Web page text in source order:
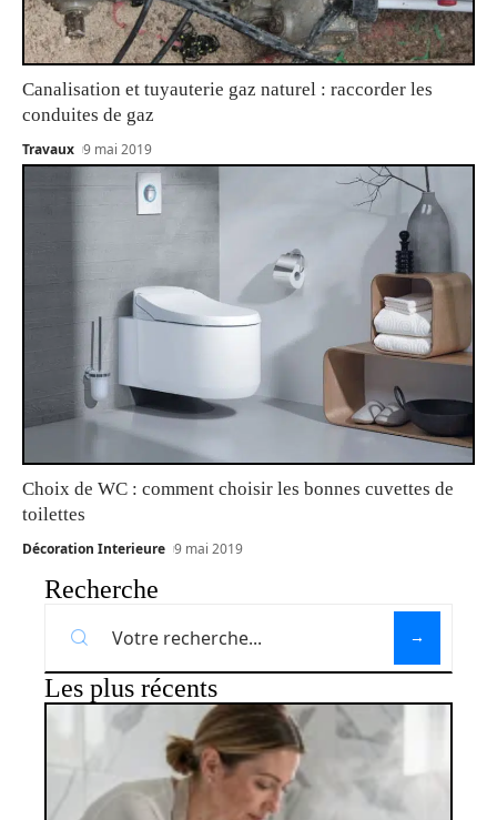
Canalisation et tuyauterie gaz naturel : raccorder les
conduites de gaz
Travaux 9 mai 2019
Choix de WC : comment choisir les bonnes cuvettes de
toilettes
Décoration Interieure 9 mai 2019
Recherche
Les plus récents